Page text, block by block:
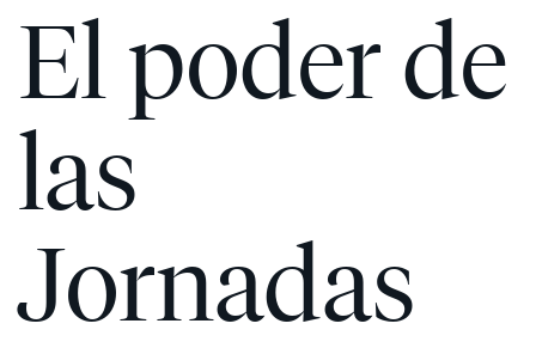
El poder de
las
Jornadas